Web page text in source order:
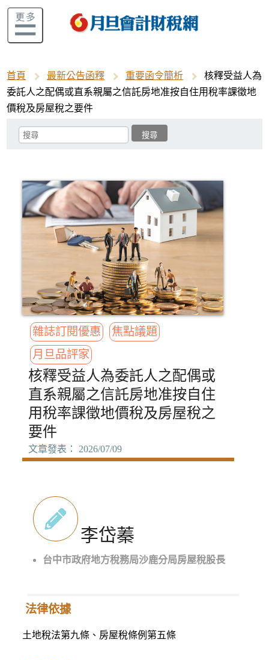
首頁 最新公告函釋 重要函令簡析
核釋受益人為
委託人之配偶或直系親屬之信託房地准按自住用稅率課徵地
價稅及房屋稅之要件
雜誌訂閱優惠
焦點議題
月旦品評家
核釋受益人為委託人之配偶或
直系親屬之信託房地准按自住
用稅率課徵地價稅及房屋稅之
要件
文章發表： 2026/07/09
李岱蓁
台中市政府地方稅務局沙鹿分局房屋稅股長
法律依據
土地稅法第九條、房屋稅條例第五條